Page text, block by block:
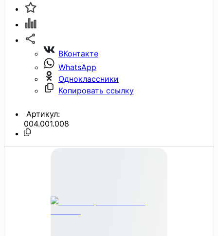
ВКонтакте
WhatsApp
Одноклассники
Копировать ссылку
Артикул:
004.001.008